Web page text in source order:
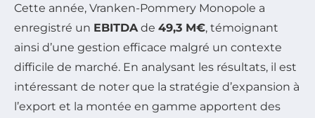
Cette année, Vranken-Pommery Monopole a
enregistré un EBITDAde 49,3 M€, témoignant
ainsi d’une gestion efficace malgré un contexte
difficile de marché. En analysant les résultats, il est
intéressant de noter que la stratégie d’expansion à
l’export et la montée en gamme apportent des